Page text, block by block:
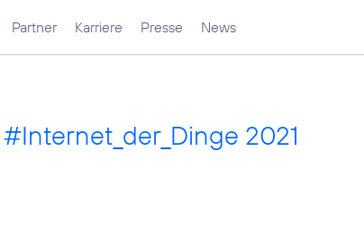
Partner Karriere Presse News
2021